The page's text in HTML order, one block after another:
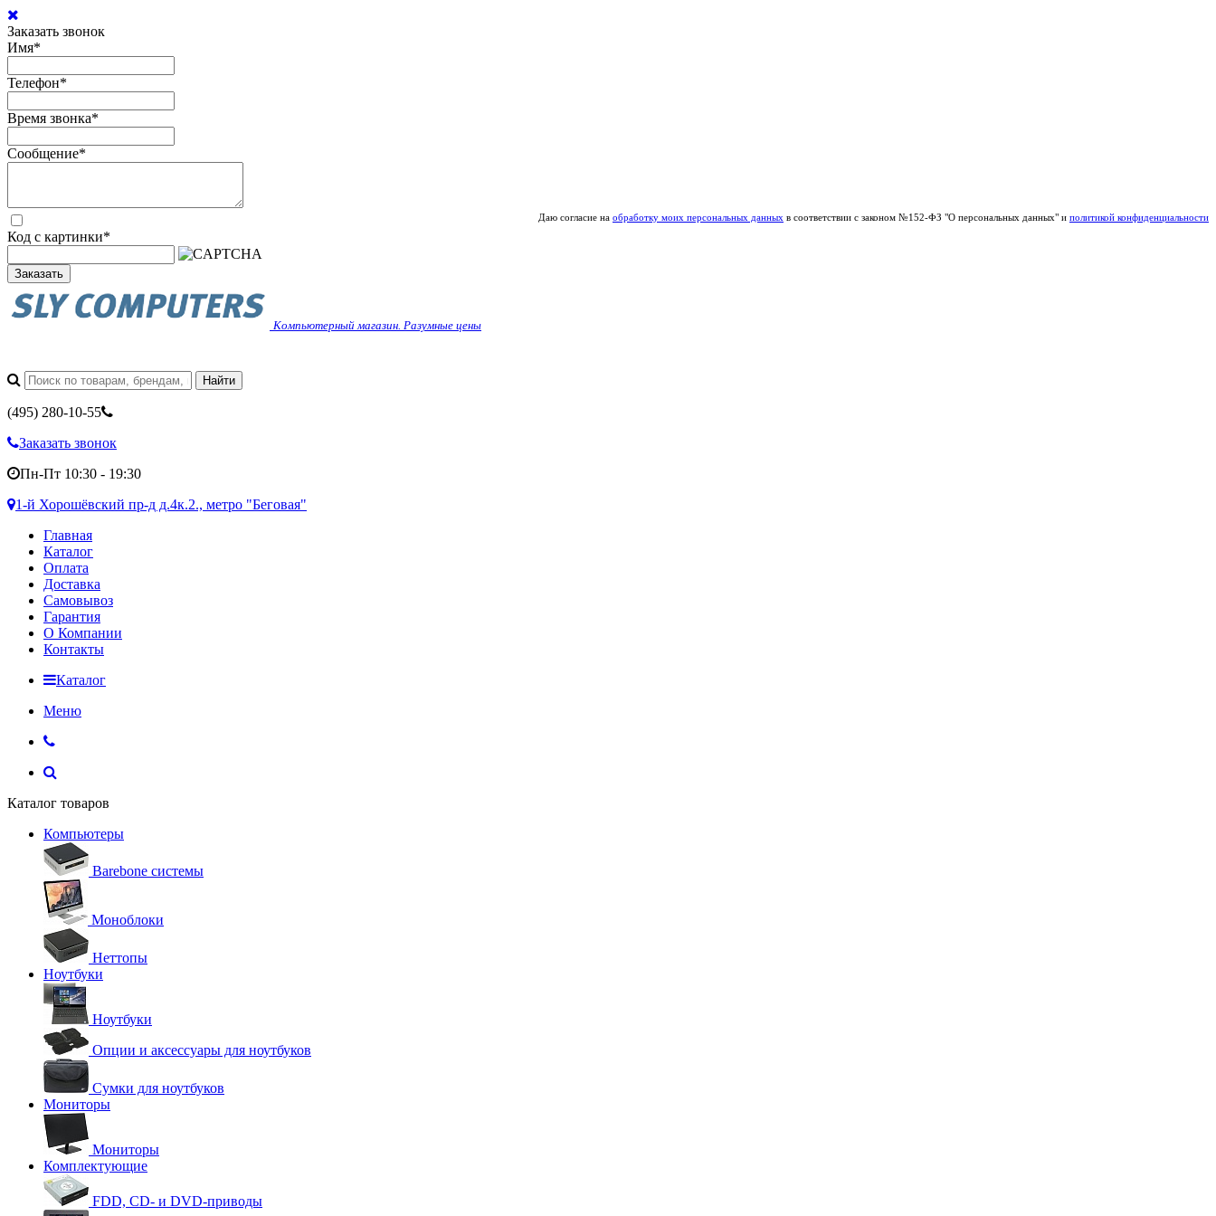
Заказать звонок
Имя*
Телефон*
Время звонка*
Сообщение*
Даю согласие на обработку моих персональных данных в соответствии с законом №152-ФЗ "О персональных данных" и политикой конфиденциальности
Код с картинки*
Заказать
Компьютерный магазин. Разумные цены
(495) 280-10-55
Заказать звонок
Пн-Пт 10:30 - 19:30
1-й Хорошёвский пр-д д.4к.2., метро "Беговая"
Главная
Каталог
Оплата
Доставка
Самовывоз
Гарантия
О Компании
Контакты
Каталог
Меню
Каталог товаров
Компьютеры
Barebone системы
Моноблоки
Неттопы
Ноутбуки
Ноутбуки
Опции и аксессуары для ноутбуков
Сумки для ноутбуков
Мониторы
Мониторы
Комплектующие
FDD, CD- и DVD-приводы